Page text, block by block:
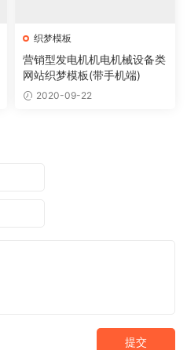
织梦模板
营销型发电机机电机械设备类
网站织梦模板(带手机端)
2020-09-22
提交